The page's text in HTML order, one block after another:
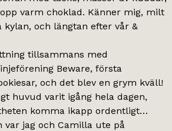
varm choklad. Känner mig, milt
kylan, och längtan efter vår &
tillsammans med
Beware, första
och det blev en grym kväll!
huvud varit igång hela dagen,
komma ikapp ordentligt…
var jag och Camilla ute på